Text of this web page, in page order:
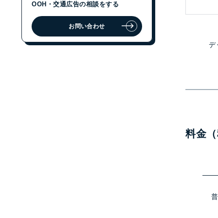
ジェイアール東日本企画に
OOH・交通広告の相談をする
デ
料金（
OOH・交通広告の相談をする
お問い合わせ